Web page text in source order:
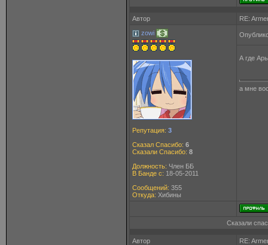
Автор
RE:
zowi
Репутация: 3
Сказал Спасибо: 6
Сказали Спасибо: 8
Должность: Член ББ
В Банде с: 18-05-2011
Сообщений: 355
Откуда: Хибины
А где
а мне
Сказали
Автор
RE: